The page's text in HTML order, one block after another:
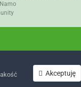
Namo
Akceptuję